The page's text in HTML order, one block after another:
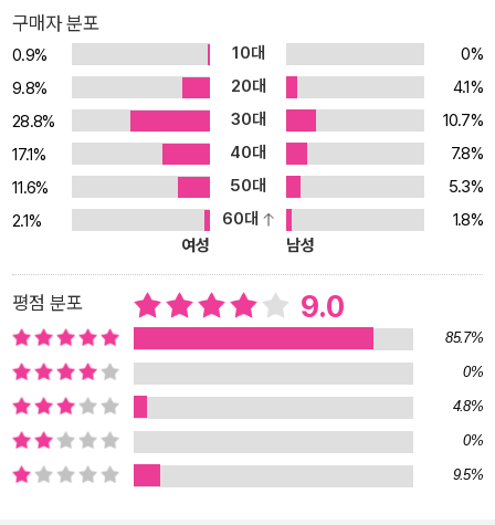
는 사실을 인정하는 것. 현재에 집중해야 하는 가장 큰 이유입니다.”
(161쪽) “순간순간 의미를 부여하면 내 삶은 의미 있는 삶이 되는 겁
니다.” (172쪽) “최선을 다한 인생이 아름다운 것이지 아름다운 인생
이 따로 있는 건 아닌 것 같습니다.” (269쪽) 시간이 흘러도 여전히
유효한 여덟 단어의 힘 “모든 것은 변하지만 아무것도 변하지 않는다.
우리가 본질적으로 가져가야 하는 것은 무엇인가?” 『여덟 단어』는 2
013년 출간 후 모든 온라인 서점 인문 분야 베스트셀러 1위에 올랐으
며, 주요 언론사의 찬사를 받았다. SK, 현대해상 등 기업의 임직원 추
천 도서로 손꼽혔고 다수의 지역자치단체 선정 올해의 책으로 선정되
기도 했다. 그러나 무엇보다 저자의 말처럼 “독자들의 차고 넘치는 사
랑을 받았다. 놀랄 만한 일이고 벅차게 감사할 이이다.” 실제로 지금
도 저자의 강연 현장이나 SNS에는 『여덟 단어』를 인생 책으로 꼽는
독자가 많다. “이 책을 통해 자신을 돌아보고 앞으로 나아갈 수 있었
다.” “힘들 때마다 들여다본다.” “언제든 다시 펼쳐 읽어도 좋다.” “자
녀에게 읽히고 싶다.” “이십 대였을 때 읽었으면 좋았을 책.” “『여덟
단어』를 육아서 대신으로 삼아 아이를 키웠다.” 등의 소감을 만나볼
수 있으며 지금도 크고 작은 독서 모임을 통해 『여덟 단어』를 함께 읽
구매자 분포
0.9% 10대
0%
9.8%
20대
4.1%
28.8%
30대
10.7%
17.1%
40대
7.8%
11.6%
50대
5.3%
2.1%
60대
1.8%
여성
남성
평점 분포 9.0
85.7%
0%
4.8%
0%
9.5%